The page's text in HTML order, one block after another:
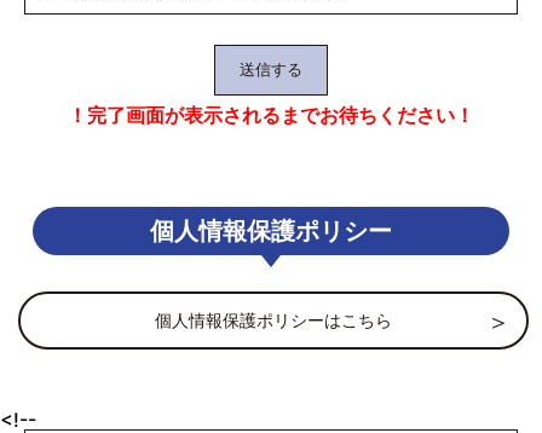
！完了画面が表示されるまでお待ちください！
個人情報保護ポリシー
個人情報保護ポリシーはこちら
<!--